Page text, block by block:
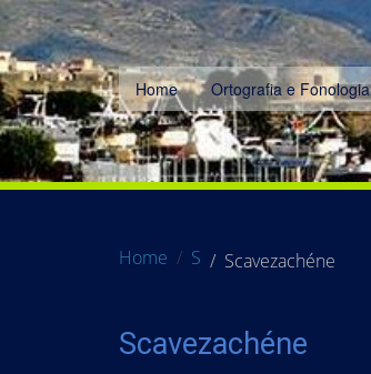
Home Ortografia e Fonologia
Home S Scavezachéne
Scavezachéne